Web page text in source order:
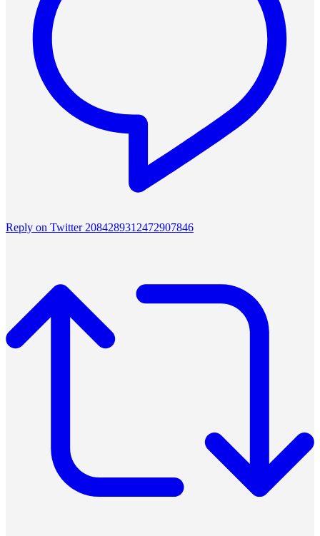
Reply on Twitter 2084289312472907846